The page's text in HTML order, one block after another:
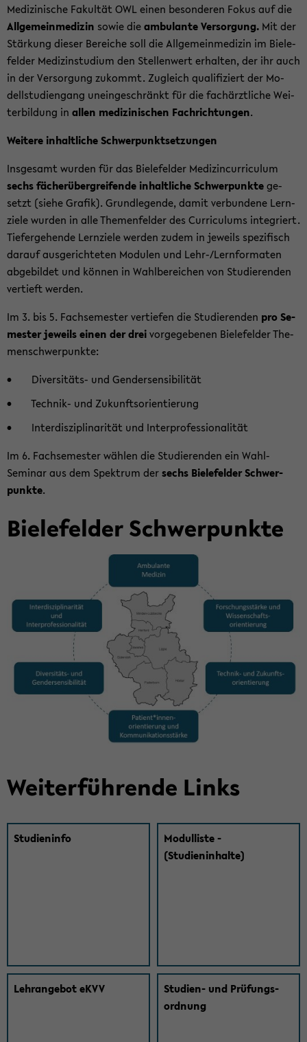
Me­di­zi­ni­sche Fa­kul­tät OWL einen be­son­de­ren Fokus auf die
All­ge­mein­me­di­zin sowie dieam­bu­lan­te Ver­sor­gung. Mit der
Stär­kung die­ser Be­rei­che soll die All­ge­mein­me­di­zin im Bie­le­
fel­der Me­di­zin­stu­di­um den Stel­len­wert er­hal­ten, der ihr auch
in der Ver­sor­gung zu­kommt. Zu­gleich qua­li­fi­ziert der Mo­
dell­stu­di­en­gang un­ein­ge­schränkt für die fach­ärzt­li­che Wei­
ter­bil­dung in allen me­di­zi­ni­schen Fach­rich­tun­gen.
Wei­te­re in­halt­li­che Schwer­punkt­set­zun­gen
Ins­ge­samt wur­den für das Bie­le­fel­der Me­di­zin­cur­ri­cu­lum
sechs fä­cher­über­grei­fen­de in­halt­li­che Schwer­punk­tege­
setzt (siehe Gra­fik). Grund­le­gen­de, damit ver­bun­de­ne Lern­
zie­le wur­den in alle The­men­fel­der des Cur­ri­cu­l­ums in­te­griert.
Tie­fer­ge­hen­de Lern­zie­le wer­den zudem in je­weils spe­zi­fisch
dar­auf aus­ge­rich­te­ten Mo­du­len und Lehr-/Lern­for­ma­ten
ab­ge­bil­det und kön­nen in Wahl­be­rei­chen von Stu­die­ren­den
ver­tieft wer­den.
Im 3. bis 5. Fach­se­mes­ter ver­tie­fen die Stu­die­ren­den pro Se­
mes­ter je­weilseinen der dreivor­ge­ge­be­nen Bie­le­fel­der The­
men­schwer­punk­te:
Diversitäts-​ und Gen­der­sen­si­bi­li­tät
Technik-​ und Zu­kunfts­ori­en­tie­rung
In­ter­dis­zi­pli­na­ri­tät und In­ter­pro­fes­sio­na­li­tät
Im 6. Fach­se­mes­ter wäh­len die Stu­die­ren­den ein Wahl-​
Seminar aus dem Spek­trum dersechs Bie­le­fel­der Schwer­
punk­te.
Bie­le­fel­der Schwer­punk­te
Wei­ter­füh­ren­de Links
Stu­di­en­in­fo
Modulliste ­
(Studieninhalte)
Lehr­an­ge­bot eKVV
Studien- und Prüfungs­
ordnung